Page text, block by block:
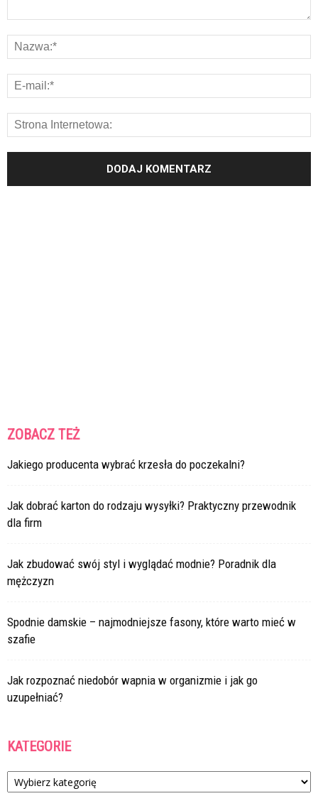
ZOBACZ TEŻ
Jakiego producenta wybrać krzesła do poczekalni?
Jak dobrać karton do rodzaju wysyłki? Praktyczny przewodnik
dla firm
Jak zbudować swój styl i wyglądać modnie? Poradnik dla
mężczyzn
Spodnie damskie – najmodniejsze fasony, które warto mieć w
szafie
Jak rozpoznać niedobór wapnia w organizmie i jak go
uzupełniać?
KATEGORIE
Kategorie